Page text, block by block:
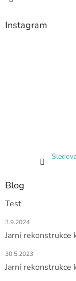
Instagram
Blog
Test
3.9.2024
Jarní
30.5.2023
Jarní rekonstrukce